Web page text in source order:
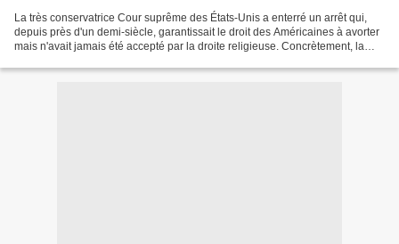
La très conservatrice Cour suprême des États-Unis a enterré un arrêt qui,
depuis près d'un demi-siècle, garantissait le droit des Américaines à avorter
mais n'avait jamais été accepté par la droite religieuse. Concrètement, la